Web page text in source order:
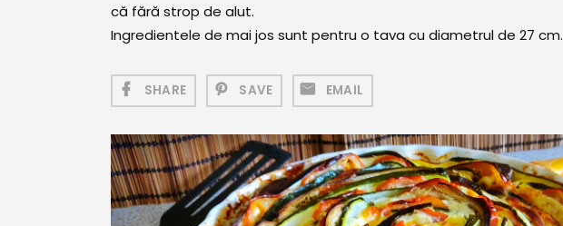
că fără strop de alut.
Ingredientele de mai jos sunt pentru o tava cu diametrul de 27 cm.
SHARE SAVE EMAIL